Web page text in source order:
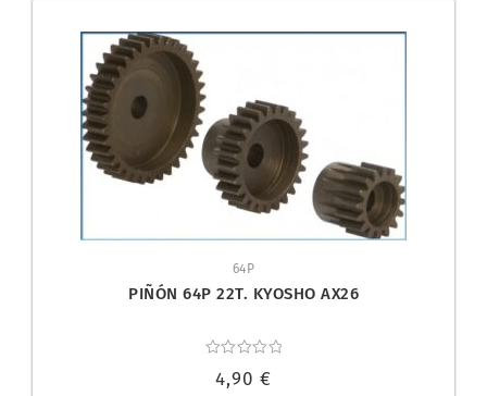
64P
PIÑÓN 64P 22T. KYOSHO AX26
con
4,90 €